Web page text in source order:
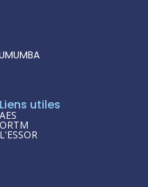
Liens utiles
AES
ORTM
L'ESSOR